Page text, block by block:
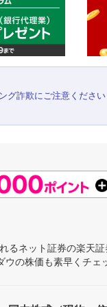
グ詐欺にご注意ください
ネット証券の楽天
の株価も素早くチェ